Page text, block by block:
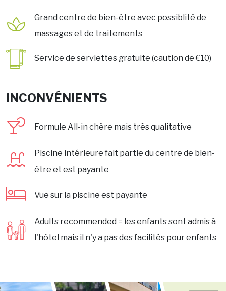
Grand centre de bien-être avec possiblité de
massages et de traitements
Service de serviettes gratuite (caution de €10)
INCONVÉNIENTS
Formule All-in chère mais très qualitative
Piscine intérieure fait partie du centre de bien-
être et est payante
Vue sur la piscine est payante
Adults recommended = les enfants sont admis à
l'hôtel mais il n'y a pas des facilités pour enfants